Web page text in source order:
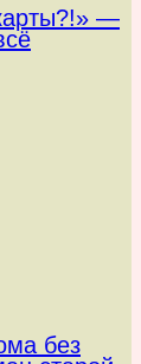
—
без